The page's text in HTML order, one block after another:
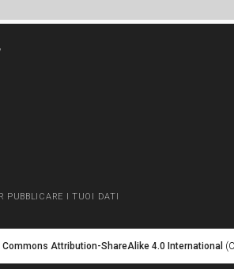
PUBBLICARE I TUOI DATI
Commons Attribution-ShareAlike 4.0 International